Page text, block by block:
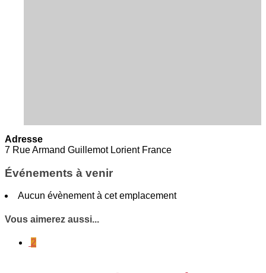
Adresse
7 Rue Armand Guillemot Lorient France
Événements à venir
Aucun évènement à cet emplacement
Vous aimerez aussi...
2